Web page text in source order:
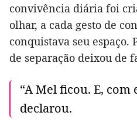
convivência diária foi
olhar, a cada gesto de
conquistava seu espaço.
de separação deixou de
“A Mel ficou. E, com
declarou.